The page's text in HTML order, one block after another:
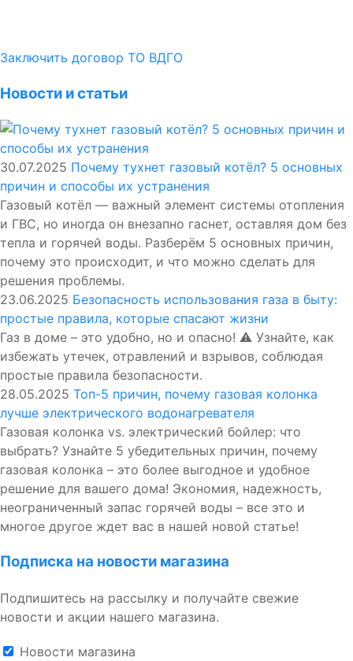
Заключить договор ТО ВДГО
Новости и статьи
30.07.2025 Почему тухнет газовый котёл? 5 основных
причин и способы их устранения
Газовый котёл — важный элемент системы отопления
и ГВС, но иногда он внезапно гаснет, оставляя дом без
тепла и горячей воды. Разберём 5 основных причин,
почему это происходит, и что можно сделать для
решения проблемы.
23.06.2025 Безопасность использования газа в быту:
простые правила, которые спасают жизни
Газ в доме – это удобно, но и опасно! ⚠️ Узнайте, как
избежать утечек, отравлений и взрывов, соблюдая
простые правила безопасности.
28.05.2025 Топ-5 причин, почему газовая колонка
лучше электрического водонагревателя
Газовая колонка vs. электрический бойлер: что
выбрать? Узнайте 5 убедительных причин, почему
газовая колонка – это более выгодное и удобное
решение для вашего дома! Экономия, надежность,
неограниченный запас горячей воды – все это и
многое другое ждет вас в нашей новой статье!
Подписка на новости магазина
Подпишитесь на рассылку и получайте свежие
новости и акции нашего магазина.
Новости магазина